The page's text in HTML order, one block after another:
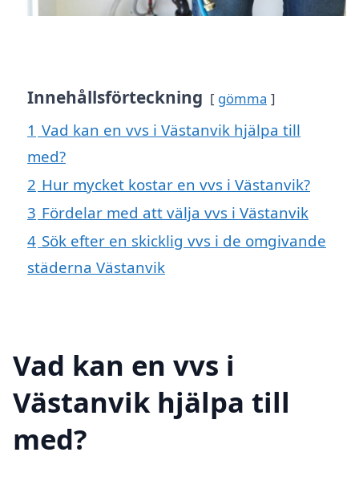
Innehållsförteckning gömma
1 Vad kan en vvs i Västanvik hjälpa till
med?
2 Hur mycket kostar en vvs i Västanvik?
3 Fördelar med att välja vvs i Västanvik
4 Sök efter en skicklig vvs i de omgivande
städerna Västanvik
Vad kan en vvs i
Västanvik hjälpa till
med?